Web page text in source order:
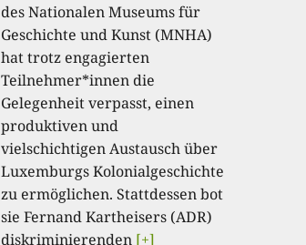
des Nationalen Museums für
Geschichte und Kunst (MNHA)
hat trotz engagierten
Teilnehmer*innen die
Gelegenheit verpasst, einen
produktiven und
vielschichtigen Austausch über
Luxemburgs Kolonialgeschichte
zu ermöglichen. Stattdessen bot
sie Fernand Kartheisers (ADR)
diskriminierenden [+]